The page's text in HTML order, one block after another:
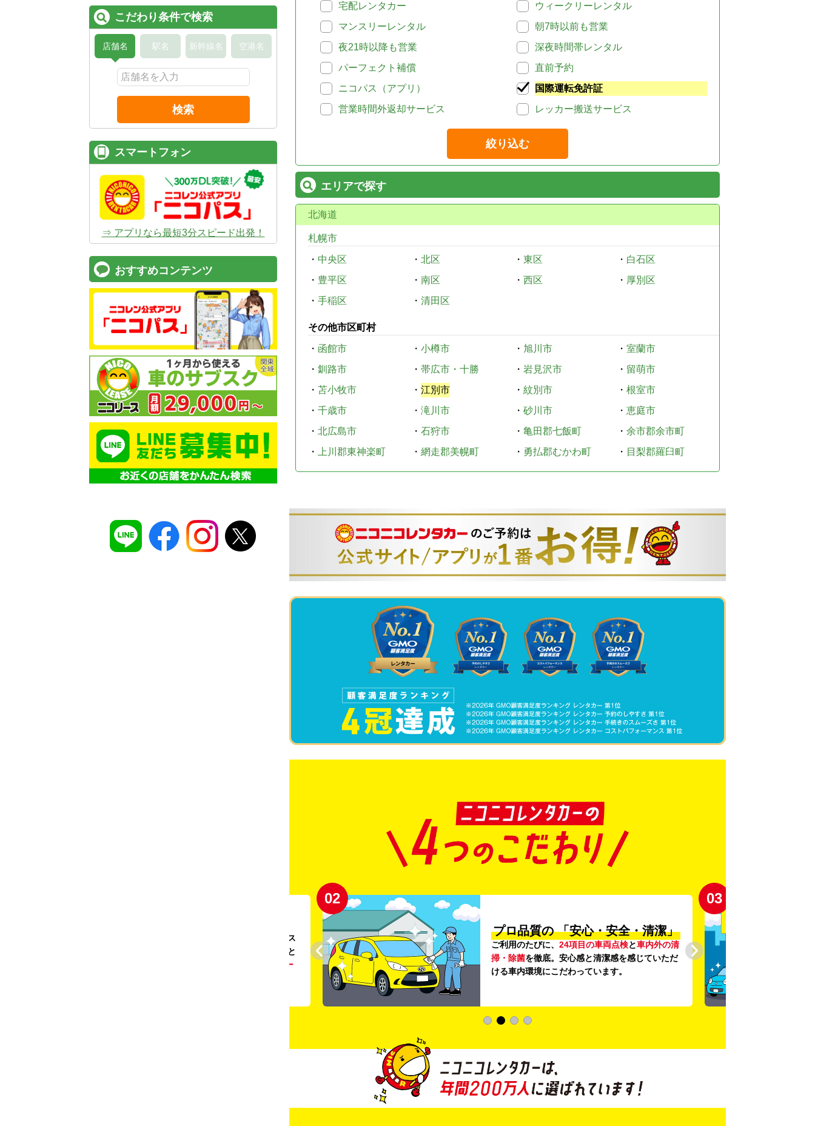
宅配レンタカー
ウィークリーレンタル
マンスリーレンタル
朝7時以前も営業
夜21時以降も営業
深夜時間帯レンタル
パーフェクト補償
直前予約
ニコパス（アプリ）
国際運転免許証
営業時間外返却サービス
レッカー搬送サービス
絞り込む
エリアで探す
北海道
札幌市
・ 中央区 ・ 北区 ・ 東区 ・ 白石区
・ 豊平区 ・ 南区 ・ 西区 ・ 厚別区
・ 手稲区 ・ 清田区
その他市区町村
・ 函館市 ・ 小樽市 ・ 旭川市 ・ 室蘭市
・ 釧路市 ・ 帯広市・十勝 ・ 岩見沢市 ・ 留萌市
・ 苫小牧市 ・ 江別市 ・ 紋別市 ・ 根室市
・ 千歳市 ・ 滝川市 ・ 砂川市 ・ 恵庭市
・ 北広島市 ・ 石狩市 ・ 亀田郡七飯町 ・ 余市郡余市町
・
上川郡東神楽町 ・ 網走郡美幌町 ・ 勇払郡むかわ町 ・ 目梨郡羅臼町
。ガソリンス
タンドや整備工場の既存インフラを活用すること
リー
02
プロ品質の 「安心・安全・清潔」
ご利用のたびに、 24項目の車両点検と車内外の清
掃・除菌を徹底。安心感と清潔感を感じていただ
ける車内環境にこだわっています。
03
こだわり条件で検索
店舗名 駅名 新幹線名 空港名
検索
スマートフォン
⇒ アプリなら最短3分スピード出発！
おすすめコンテンツ